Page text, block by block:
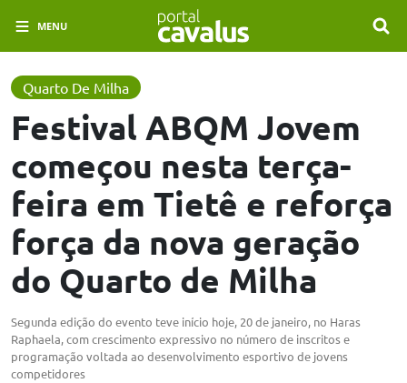
MENU
Quarto De Milha
Festival ABQM Jovem
começou nesta terça-
feira em Tietê e reforça
força da nova geração
do Quarto de Milha
Segunda edição do evento teve início hoje, 20 de janeiro, no Haras
Raphaela, com crescimento expressivo no número de inscritos e
programação voltada ao desenvolvimento esportivo de jovens
competidores